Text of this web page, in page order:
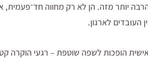
יותר מזה. הן לא רק מחווה
העובדים לארגון.
הופכות לשפה שוטפת – רגעי הוקרה